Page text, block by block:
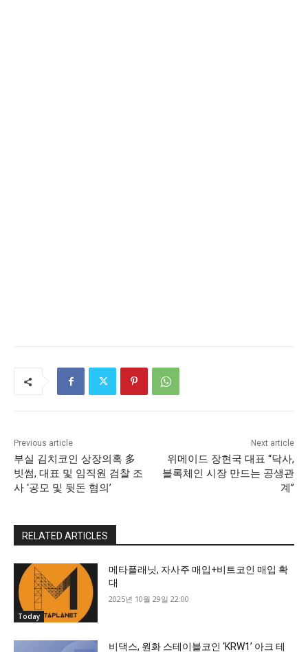
Previous article
부실 김치코인 상장의혹 多
빗썸, 대표 및 임직원 검찰 조
사 ‘공모 및 뒷돈 혐의’
Next article
위메이드 장현국 대표 “닥사,
블록체인 시장 만드는 공생관
계”
RELATED ARTICLES
Today
메타플래닛, 자사주 매입+비트코인 매입 확
대
2025년 10월 29일 22:00
비댁스, 원화 스테이블코인 ‘KRW1’ 아크 테